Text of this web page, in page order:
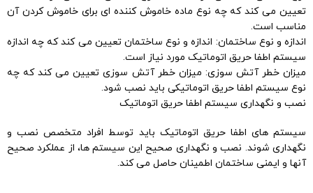
تعیین می کند که چه نوع ماده خاموش کننده ای برای خاموش کردن آن
مناسب است.
اندازه و نوع ساختمان: اندازه و نوع ساختمان تعیین می کند که چه اندازه
سیستم اطفا حریق اتوماتیک مورد نیاز است.
میزان خطر آتش سوزی: میزان خطر آتش سوزی تعیین می کند که چه
نوع سیستم اطفا حریق اتوماتیکی باید نصب شود.
نصب و نگهداری سیستم اطفا حریق اتوماتیک
سیستم های اطفا حریق اتوماتیک باید توسط افراد متخصص نصب و
نگهداری شوند. نصب و نگهداری صحیح این سیستم ها، از عملکرد صحیح
آنها و ایمنی ساختمان اطمینان حاصل می کند.